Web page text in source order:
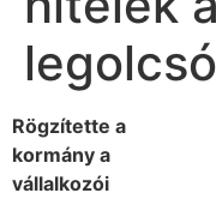
Rögzítette a
kormány a
vállalkozói